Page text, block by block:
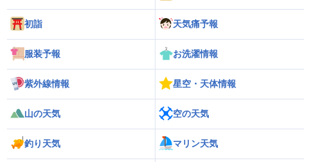
初詣 天気痛予報
服装予報 お洗濯情報
紫外線情報 星空・天体情報
山の天気 空の天気
釣り天気 マリン天気